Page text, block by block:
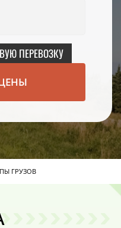
ПЕРЕВОЗКУ
ГРУЗОВ